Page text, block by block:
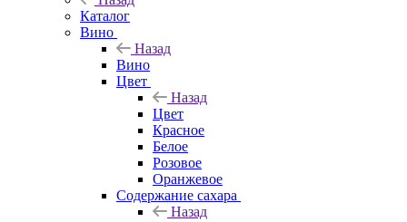
Каталог
Вино
Назад
Вино
Цвет
Назад
Цвет
Красное
Белое
Розовое
Оранжевое
Содержание сахара
Назад